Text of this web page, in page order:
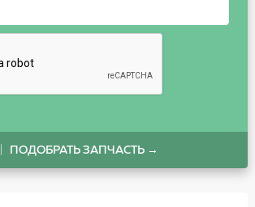
ПОДОБРАТЬ ЗАПЧАСТЬ →